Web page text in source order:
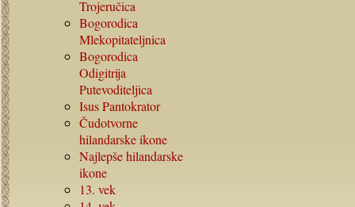
Trojeručica
Bogorodica
Mlekopitateljnica
Bogorodica
Odigitrija
Putevoditeljica
Isus Pantokrator
Čudotvorne
hilandarske ikone
Najlepše hilandarske
ikone
13. vek